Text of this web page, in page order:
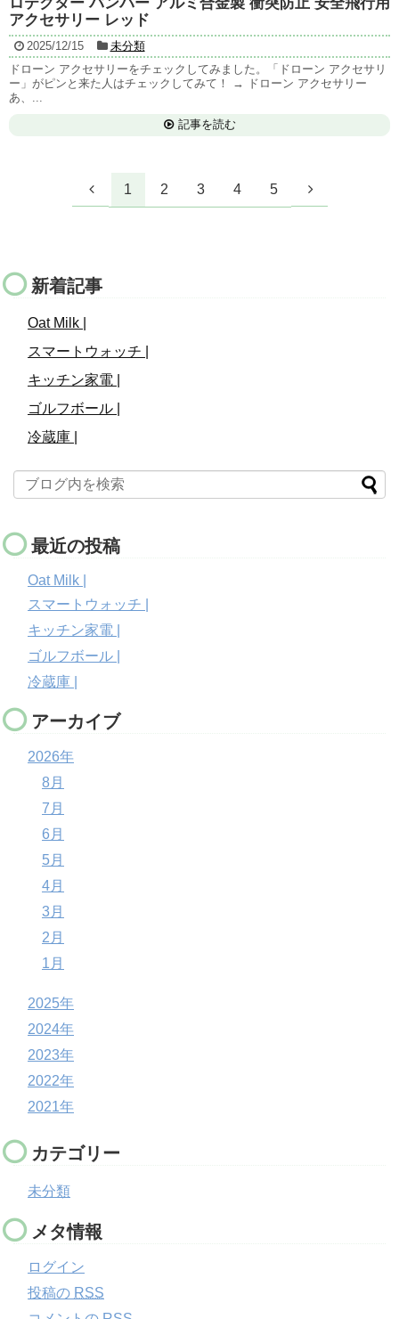
アクセサリー レッド
2025/12/15
未分類
ドローン アクセサリーをチェックしてみました。「ドローン アクセサリ
ー」がピンと来た人はチェックしてみて！ → ドローン アクセサリー
あ、...
記事を読む
1 2 3 4 5
新着記事
Oat Milk |
スマートウォッチ |
キッチン家電 |
ゴルフボール |
冷蔵庫 |
最近の投稿
Oat Milk |
スマートウォッチ |
キッチン家電 |
ゴルフボール |
冷蔵庫 |
アーカイブ
2026年
8月
7月
6月
5月
4月
3月
2月
1月
2025年
2024年
2023年
2022年
2021年
カテゴリー
未分類
メタ情報
ログイン
投稿の RSS